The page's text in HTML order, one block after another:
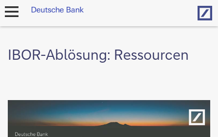
Navigation
IBOR-Ablösung: Ressourcen